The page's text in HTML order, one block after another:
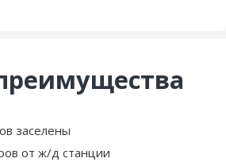
заселены
от ж/д станции